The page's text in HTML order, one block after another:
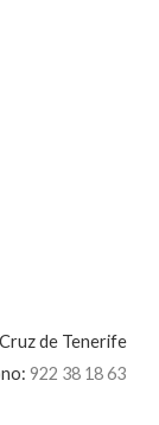
de Tenerife
922 38 18 63